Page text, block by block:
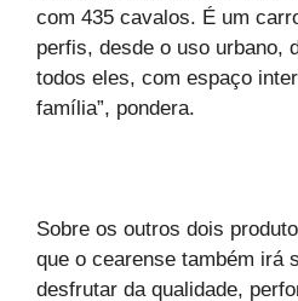
com 435 cavalos. É um
perfis, desde o uso urbano,
todos eles, com espaço
família”, pondera.
Sobre os outros dois
que o cearense também irá
desfrutar da qualidade,